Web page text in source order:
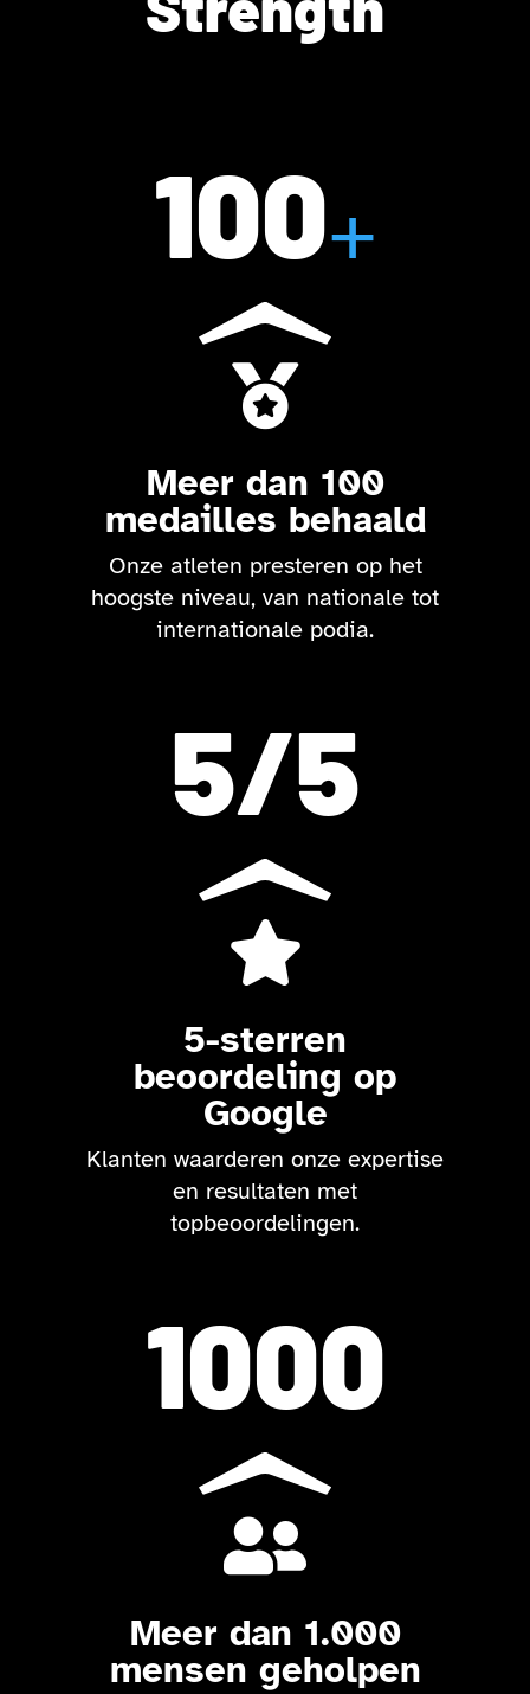
100+

Meer dan 100
medailles behaald
Onze atleten presteren op het
hoogste niveau, van nationale tot
internationale podia.
5/5

5-sterren
beoordeling op
Google
Klanten waarderen onze expertise
en resultaten met
topbeoordelingen.
1000

Meer dan 1.000
mensen geholpen